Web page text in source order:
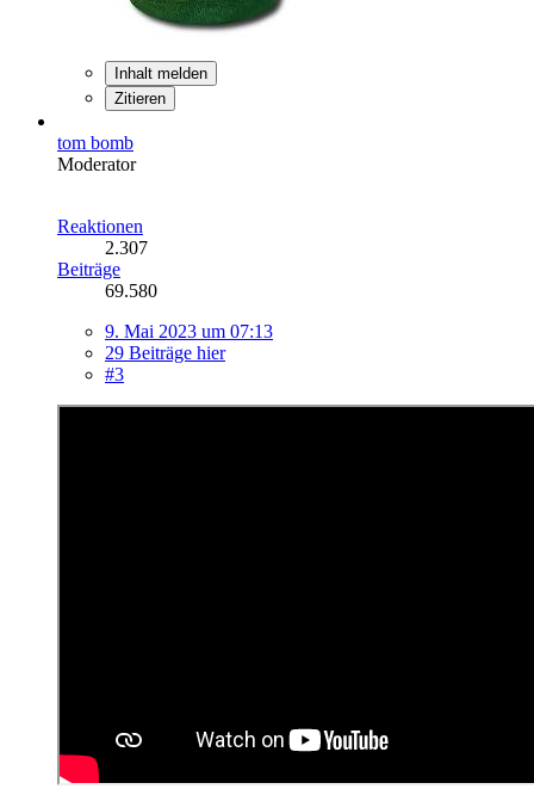
Inhalt melden
Zitieren
tom bomb
Moderator
Reaktionen
2.307
Beiträge
69.580
9. Mai 2023 um 07:13
29 Beiträge hier
#3